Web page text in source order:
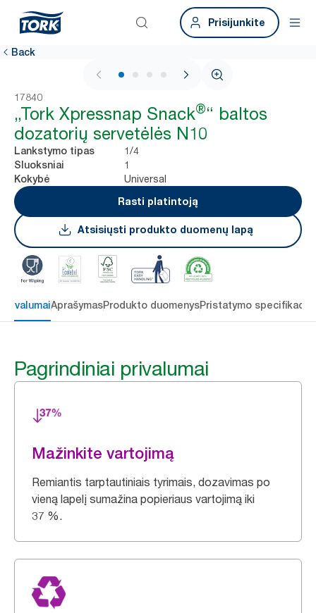
Prisijunkite
Back
1 / 4
17840
„Tork Xpressnap Snack®“ baltos
dozatorių servetėlės N10
Lankstymo tipas 1/4
Sluoksniai 1
Kokybė
Universal
Rasti platintoją
Atsisiųsti produkto duomenų lapą
AprašymasProdukto duomenysPristatymo
Pagrindiniai privalumai
Mažinkite vartojimą
Remiantis tarptautiniais tyrimais, dozavimas po
vieną lapelį sumažina popieriaus vartojimą iki
37 %.